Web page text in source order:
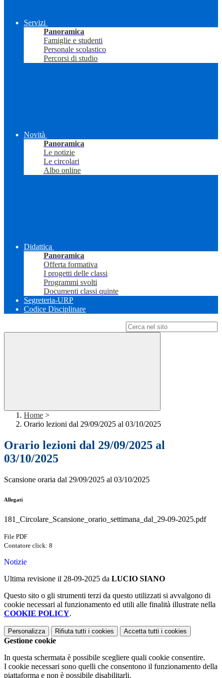
Servizi
Panoramica
Famiglie e studenti
Personale scolastico
Percorsi di studio
Novità
Panoramica
Le notizie
Le circolari
Albo online
Didattica
Panoramica
Offerta formativa
I progetti delle classi
Programmi svolti
Documenti classi quinte
Segreteria-URP
Codice Disciplinare
Home >
Orario lezioni dal 29/09/2025 al 03/10/2025
Orario lezioni dal 29/09/2025 al
03/10/2025
Scansione oraria dal 29/09/2025 al 03/10/2025
Allegati
181_Circolare_Scansione_orario_settimana_dal_29-09-2025.pdf
File PDF
Contatore click: 8
Notizie
Ultima revisione il 28-09-2025 da LUCIO SIANO
Questo sito o gli strumenti terzi da questo utilizzati si avvalgono di
cookie necessari al funzionamento ed utili alle finalità illustrate nella
COOKIE POLICY.
Personalizza Rifiuta tutti i cookies Accetta tutti i cookies
Gestione cookie
In questa schermata è possibile scegliere quali cookie consentire.
I cookie necessari sono quelli che consentono il funzionamento della
piattaforma e non è possibile disabilitarli.